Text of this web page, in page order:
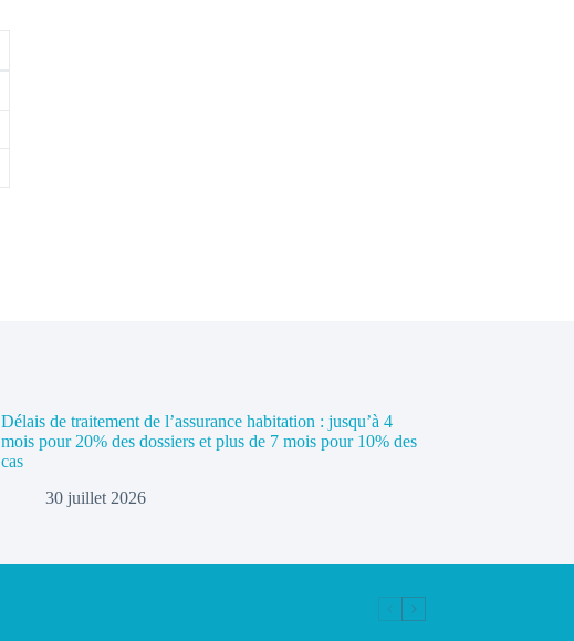
Délais de traitement de l’assurance habitation : jusqu’à 4
mois pour 20% des dossiers et plus de 7 mois pour 10% des
cas
30 juillet 2026